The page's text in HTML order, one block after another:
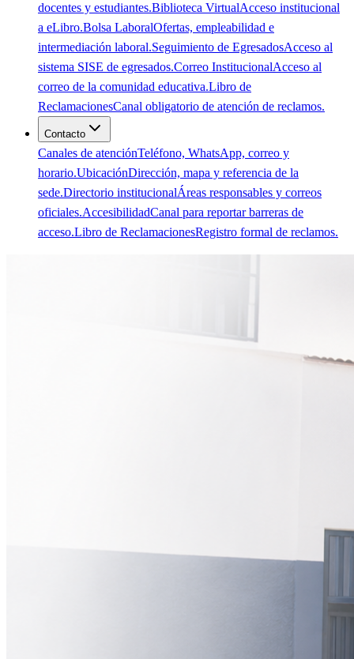
docentes y estudiantes.Biblioteca VirtualAcceso institucional
a eLibro.Bolsa LaboralOfertas, empleabilidad e
intermediación laboral.Seguimiento de EgresadosAcceso al
sistema SISE de egresados.Correo InstitucionalAcceso al
correo de la comunidad educativa.Libro de
ReclamacionesCanal obligatorio de atención de reclamos.
Contacto
Canales de atenciónTeléfono, WhatsApp, correo y
horario.UbicaciónDirección, mapa y referencia de la
sede.Directorio institucionalÁreas responsables y correos
oficiales.AccesibilidadCanal para reportar barreras de
acceso.Libro de ReclamacionesRegistro formal de reclamos.